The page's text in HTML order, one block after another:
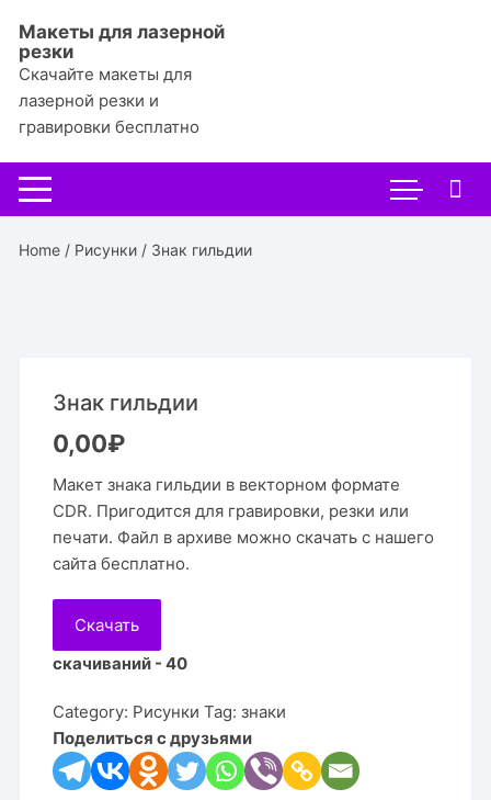
содержимому
Макеты для лазерной
резки
Скачайте макеты для
лазерной резки и
гравировки бесплатно
Home / Рисунки / Знак гильдии
Знак гильдии
0,00₽
Макет знака гильдии в векторном формате
CDR. Пригодится для гравировки, резки или
печати. Файл в архиве можно скачать с нашего
сайта бесплатно.
Скачать
скачиваний - 40
Category: Рисунки Tag:знаки
Поделиться с друзьями